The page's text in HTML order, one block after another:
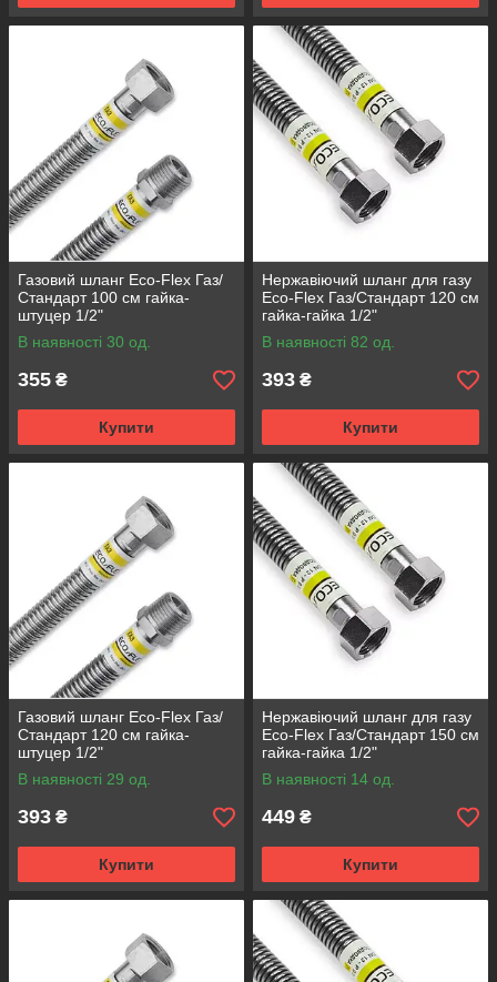
Газовий шланг Eco-Flex Газ/
Стандарт 100 см гайка-
штуцер 1/2"
В наявності 30 од.
355 ₴
Купити
Нержавіючий шланг для газу
Eco-Flex Газ/Стандарт 120 см
гайка-гайка 1/2"
В наявності 82 од.
393 ₴
Купити
Газовий шланг Eco-Flex Газ/
Стандарт 120 см гайка-
штуцер 1/2"
В наявності 29 од.
393 ₴
Купити
Нержавіючий шланг для газу
Eco-Flex Газ/Стандарт 150 см
гайка-гайка 1/2"
В наявності 14 од.
449 ₴
Купити